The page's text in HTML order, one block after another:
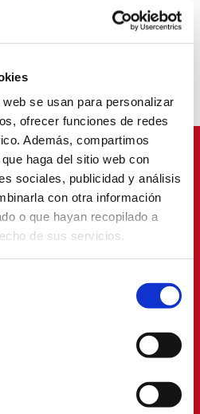
se usan para personalizar
ofrecer funciones de redes
Además, compartimos
haga del sitio web con
sociales, publicidad y análisis
con otra información
o que hayan recopilado a
de sus servicios.
su crecimiento en el
se incorporó al CA Osasuna
un rendimiento que le permitió
año siguiente.